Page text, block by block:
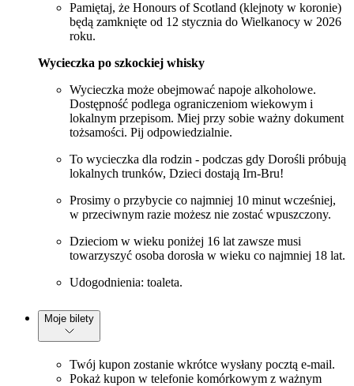
Pamiętaj, że Honours of Scotland (klejnoty w koronie)
będą zamknięte od 12 stycznia do Wielkanocy w 2026
roku.
Wycieczka po szkockiej whisky
Wycieczka może obejmować napoje alkoholowe.
Dostępność podlega ograniczeniom wiekowym i
lokalnym przepisom. Miej przy sobie ważny dokument
tożsamości. Pij odpowiedzialnie.
To wycieczka dla rodzin - podczas gdy Dorośli próbują
lokalnych trunków, Dzieci dostają Irn-Bru!
Prosimy o przybycie co najmniej 10 minut wcześniej,
w przeciwnym razie możesz nie zostać wpuszczony.
Dzieciom w wieku poniżej 16 lat zawsze musi
towarzyszyć osoba dorosła w wieku co najmniej 18 lat.
Udogodnienia: toaleta.
Moje bilety
Twój kupon zostanie wkrótce wysłany pocztą e-mail.
Pokaż kupon w telefonie komórkowym z ważnym